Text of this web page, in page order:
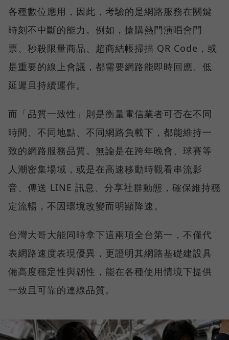
各種數位應用，因此，考驗的是網路服務在關鍵
時刻不中斷的能力。例如，搶購熱門演唱會門
票、秒殺限量商品、超商結帳掃描 QR Code，或
是重要的線上會議，都需要網路能即時回應、低
延遲且持續運作。
而「品質一致性」則是衡量電信業者可否在不同
時間、不同地點、不同網路負載下，都能維持一
致的網路服務品質。無論是在跨年晚會、球賽等
人潮密集場域，或是在高速移動時觀看串流影
音、傳送 LINE 訊息、分享社群動態，確保維持穩
定流暢，不因環境改變而明顯降速。
台灣大哥大能同時拿下這兩項全台第一，不僅代
表網路速度表現優異，更證明其網路基礎建設具
備高度穩定性與韌性，能在各種使用情境下提供
一致且可靠的連線品質。